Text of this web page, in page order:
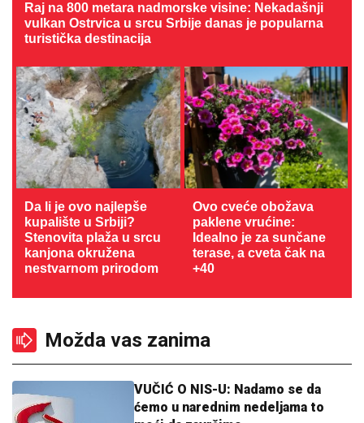
Raj na 800 metara nadmorske visine: Nekadašnji
vulkan Ostrvica u srcu Srbije danas je popularna
turistička destinacija
Da li je ovo najlepše
kupalište u Srbiji?
Stenovita plaža u srcu
kanjona okružena
nestvarnom prirodom
Ovo cveće obožava
paklene vrućine:
Idealno je za sunčane
terase, a cveta čak na
+40
Možda vas zanima
VUČIĆ O NIS-U: Nadamo se da
ćemo u narednim nedeljama to